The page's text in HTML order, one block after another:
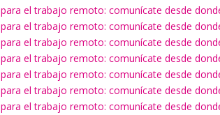
el trabajo remoto: comunícate desde
el trabajo remoto: comunícate desde
el trabajo remoto: comunícate desde
el trabajo remoto: comunícate desde
el trabajo remoto: comunícate desde
el trabajo remoto: comunícate desde
el trabajo remoto: comunícate desde